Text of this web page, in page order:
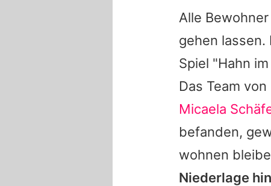
Alle
gehen
Spiel "Hahn
Das Team von
Micaela
befanden,
wohnen
Niederlage